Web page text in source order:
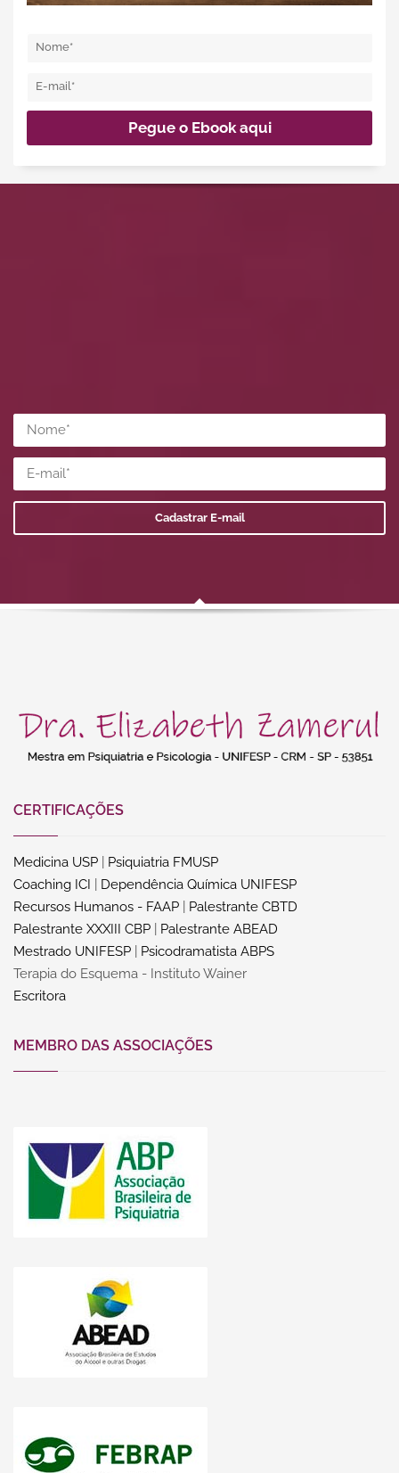
CERTIFICAÇÕES
Medicina USP
Psiquiatria FMUSP
Coaching ICI
Dependência Química UNIFESP
Recursos Humanos - FAAP
Palestrante CBTD
Palestrante XXXIII CBP
Palestrante ABEAD
Mestrado UNIFESP
Psicodramatista ABPS
Terapia do Esquema - Instituto Wainer
Escritora
MEMBRO DAS ASSOCIAÇÕES